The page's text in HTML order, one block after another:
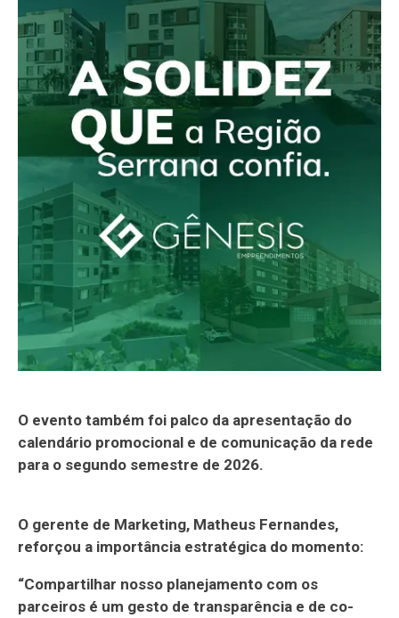
O evento também foi palco da apresentação do
calendário promocional e de comunicação da rede
para o segundo semestre de 2026.
O gerente de Marketing, Matheus Fernandes,
reforçou a importância estratégica do momento:
“Compartilhar nosso planejamento com os
parceiros é um gesto de transparência e de co-